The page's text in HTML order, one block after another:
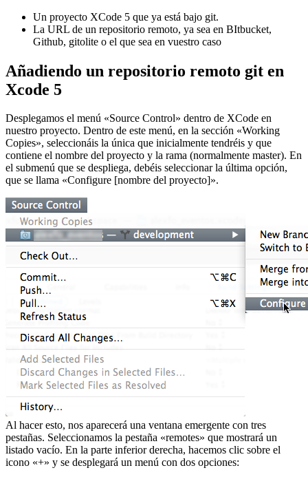
Un proyecto XCode 5 que ya está bajo git.
La URL de un repositorio remoto, ya sea en BItbucket,
Github, gitolite o el que sea en vuestro caso
Añadiendo un repositorio remoto git en
Xcode 5
Desplegamos el menú «Source Control» dentro de XCode en
nuestro proyecto. Dentro de este menú, en la sección «Working
Copies», seleccionáis la única que inicialmente tendréis y que
contiene el nombre del proyecto y la rama (normalmente master). En
el submenú que se despliega, debéis seleccionar la última opción,
que se llama «Configure [nombre del proyecto]».
Al hacer esto, nos aparecerá una ventana emergente con tres
pestañas. Seleccionamos la pestaña «remotes» que mostrará un
listado vacío. En la parte inferior derecha, hacemos clic sobre el
icono «+» y se desplegará un menú con dos opciones: